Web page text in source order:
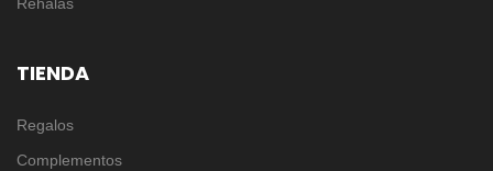
Rehalas
TIENDA
Regalos
Complementos